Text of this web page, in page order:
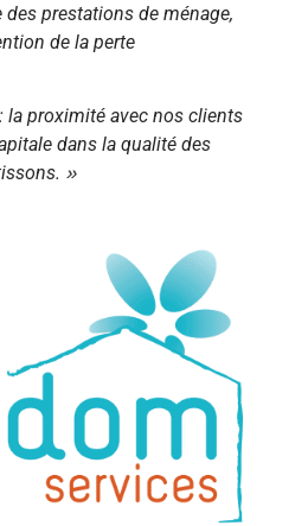
prestations de ménage,
de la perte
la proximité avec nos clients
dans la qualité des
»